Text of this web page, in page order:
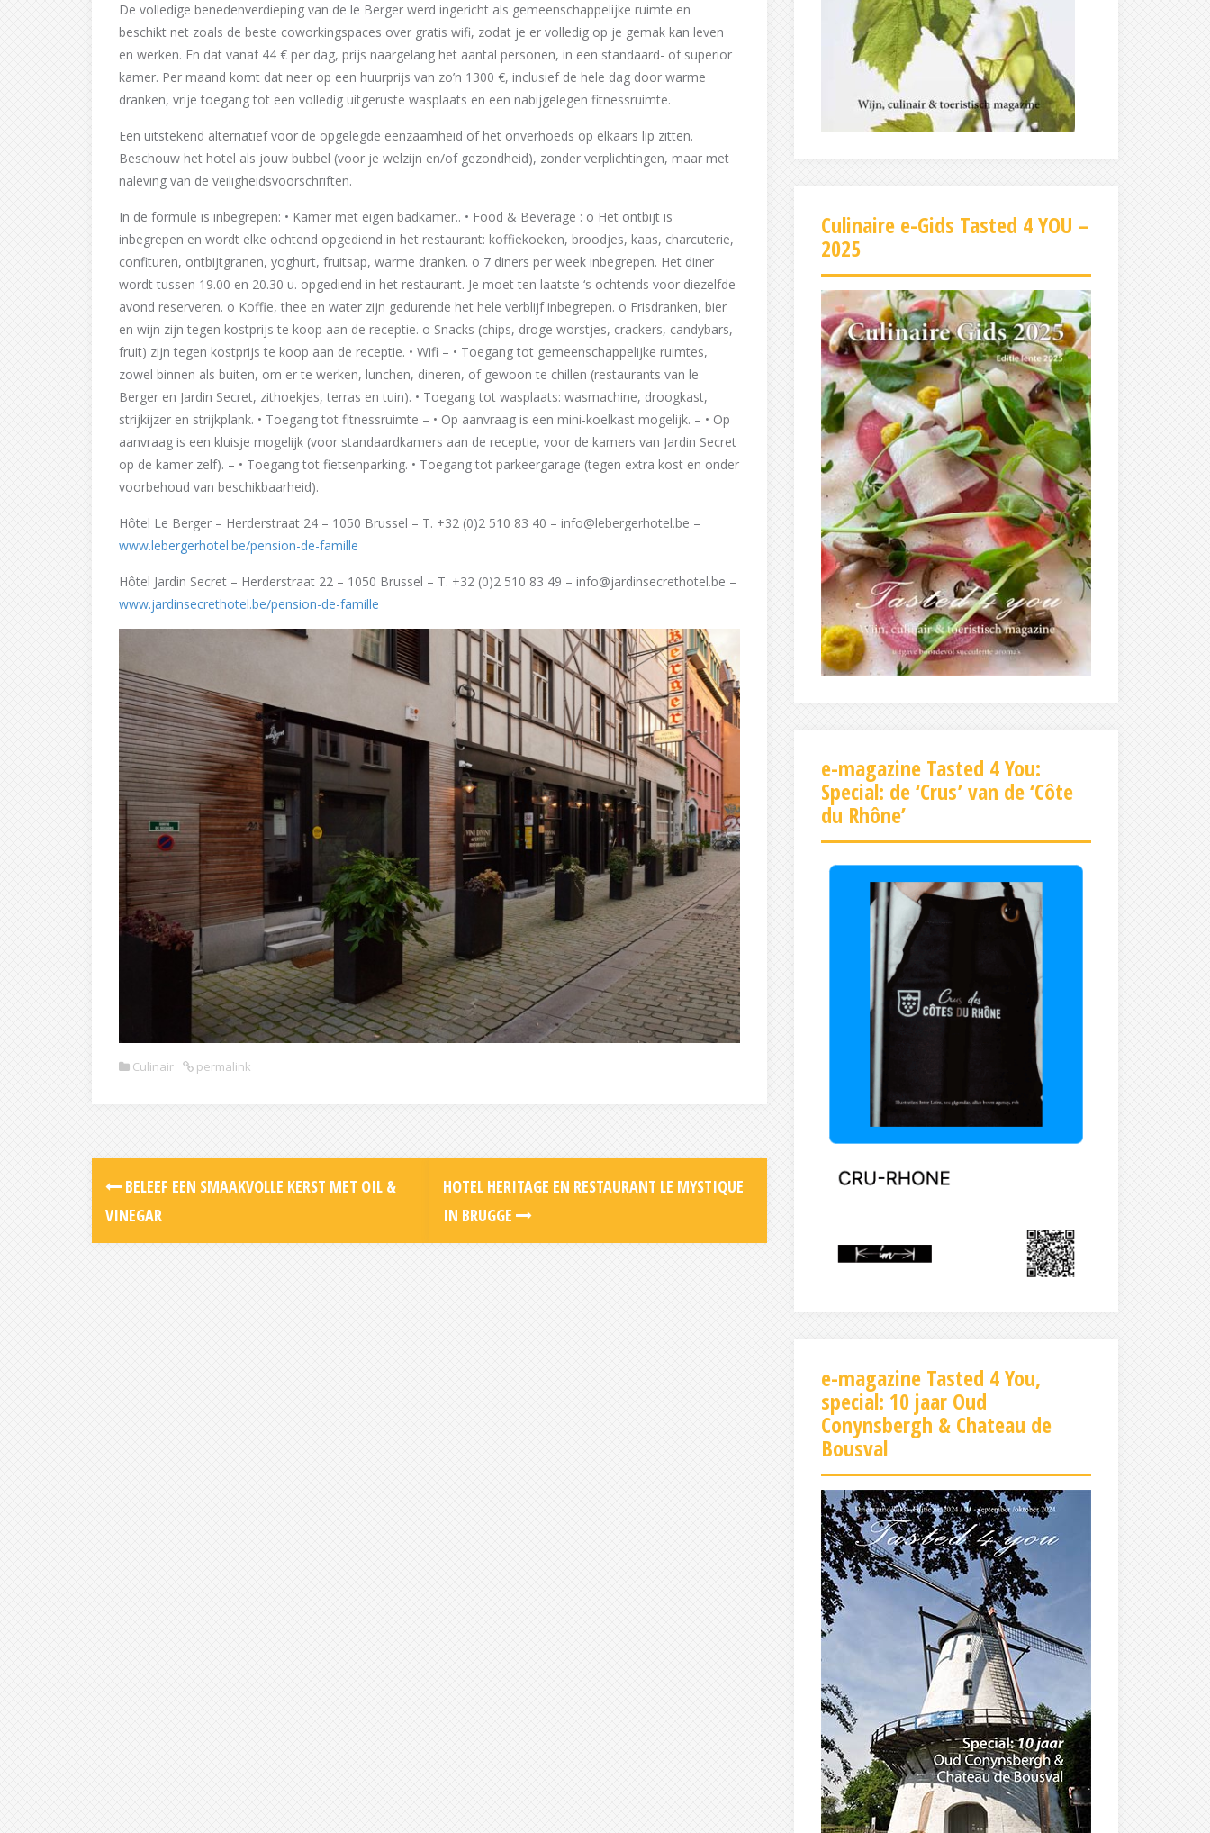
De volledige benedenverdieping van de le Berger werd ingericht als gemeenschappelijke ruimte en
beschikt net zoals de beste coworkingspaces over gratis wifi, zodat je er volledig op je gemak kan leven
en werken. En dat vanaf 44 € per dag, prijs naargelang het aantal personen, in een standaard- of superior
kamer. Per maand komt dat neer op een huurprijs van zo’n 1300 €, inclusief de hele dag door warme
dranken, vrije toegang tot een volledig uitgeruste wasplaats en een nabijgelegen fitnessruimte.
Een uitstekend alternatief voor de opgelegde eenzaamheid of het onverhoeds op elkaars lip zitten.
Beschouw het hotel als jouw bubbel (voor je welzijn en/of gezondheid), zonder verplichtingen, maar met
naleving van de veiligheidsvoorschriften.
In de formule is inbegrepen: • Kamer met eigen badkamer.. • Food & Beverage : o Het ontbijt is
inbegrepen en wordt elke ochtend opgediend in het restaurant: koffiekoeken, broodjes, kaas, charcuterie,
confituren, ontbijtgranen, yoghurt, fruitsap, warme dranken. o 7 diners per week inbegrepen. Het diner
wordt tussen 19.00 en 20.30 u. opgediend in het restaurant. Je moet ten laatste ‘s ochtends voor diezelfde
avond reserveren. o Koffie, thee en water zijn gedurende het hele verblijf inbegrepen. o Frisdranken, bier
en wijn zijn tegen kostprijs te koop aan de receptie. o Snacks (chips, droge worstjes, crackers, candybars,
fruit) zijn tegen kostprijs te koop aan de receptie. • Wifi – • Toegang tot gemeenschappelijke ruimtes,
zowel binnen als buiten, om er te werken, lunchen, dineren, of gewoon te chillen (restaurants van le
Berger en Jardin Secret, zithoekjes, terras en tuin). • Toegang tot wasplaats: wasmachine, droogkast,
strijkijzer en strijkplank. • Toegang tot fitnessruimte – • Op aanvraag is een mini-koelkast mogelijk. – • Op
aanvraag is een kluisje mogelijk (voor standaardkamers aan de receptie, voor de kamers van Jardin Secret
op de kamer zelf). – • Toegang tot fietsenparking. • Toegang tot parkeergarage (tegen extra kost en onder
voorbehoud van beschikbaarheid).
Hôtel Le Berger – Herderstraat 24 – 1050 Brussel – T. +32 (0)2 510 83 40 – info@lebergerhotel.be –
www.lebergerhotel.be/pension-de-famille
Hôtel Jardin Secret – Herderstraat 22 – 1050 Brussel – T. +32 (0)2 510 83 49 – info@jardinsecrethotel.be –
www.jardinsecrethotel.be/pension-de-famille
Culinair permalink
Post
navigation
BELEEF EEN SMAAKVOLLE KERST MET OIL &
VINEGAR
HOTEL HERITAGE EN RESTAURANT LE MYSTIQUE
IN BRUGGE
Culinaire e-Gids Tasted 4 YOU –
2025
e-magazine Tasted 4 You:
Special: de ‘Crus’ van de ‘Côte
du Rhône’
e-magazine Tasted 4 You,
special: 10 jaar Oud
Conynsbergh & Chateau de
Bousval